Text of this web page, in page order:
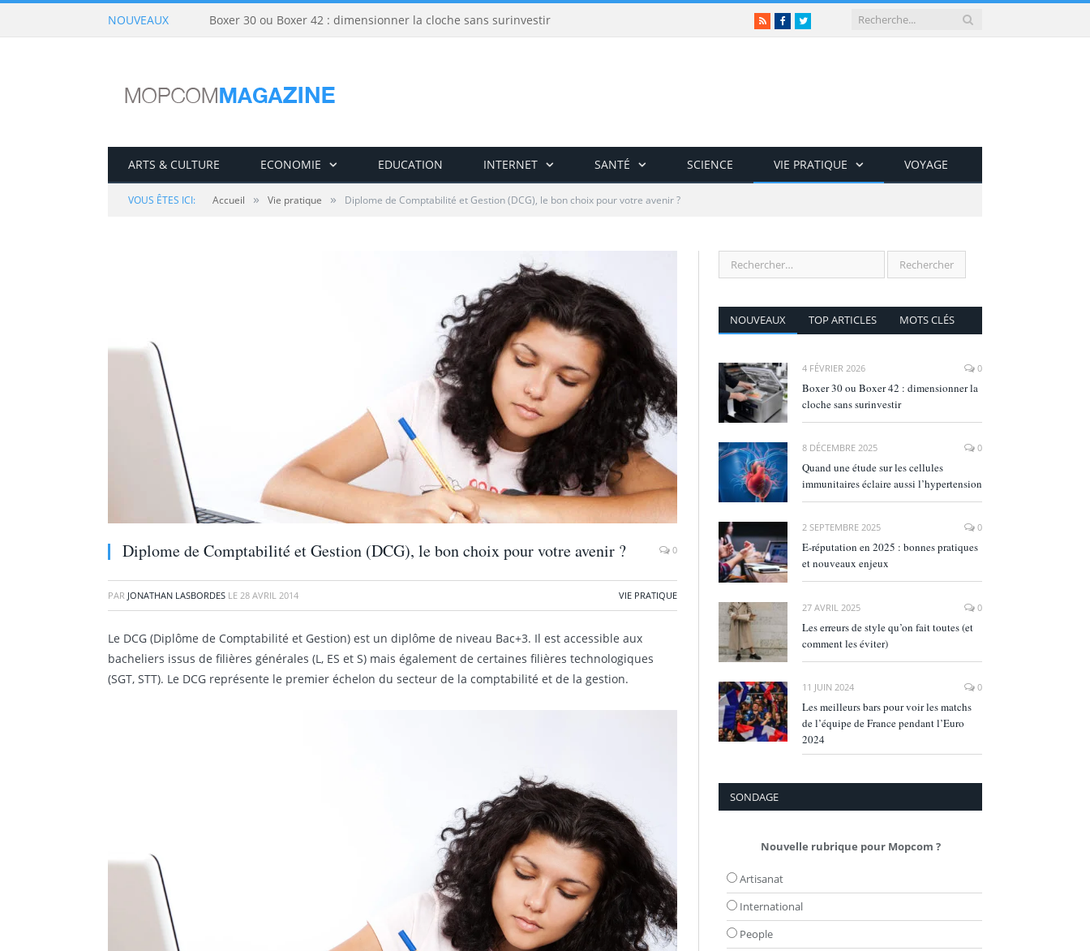
NOUVEAUX Boxer 30 ou Boxer 42 : dimensionner la cloche sans surinvestir RSSFacebookTwitter
ARTS & CULTURE ECONOMIE EDUCATION INTERNET SANTÉ SCIENCE VIE PRATIQUE VOYAGE
VOUS ÊTES ICI: Accueil » Vie pratique » Diplome de Comptabilité et Gestion (DCG), le bon choix pour votre avenir ?
Diplome de Comptabilité et Gestion (DCG), le bon choix pour votre avenir ? 0
PAR JONATHAN LASBORDES LE 28 AVRIL 2014 VIE PRATIQUE
Le DCG (Diplôme de Comptabilité et Gestion) est un diplôme de niveau Bac+3. Il est accessible aux
bacheliers issus de filières générales (L, ES et S) mais également de certaines filières technologiques
(SGT, STT). Le DCG représente le premier échelon du secteur de la comptabilité et de la gestion.
NOUVEAUX TOP ARTICLES MOTS CLÉS
4 FÉVRIER 2026 0
Boxer 30 ou Boxer 42 : dimensionner la
cloche sans surinvestir
8 DÉCEMBRE 2025 0
Quand une étude sur les cellules
immunitaires éclaire aussi l’hypertension
2 SEPTEMBRE 2025 0
E‑réputation en 2025 : bonnes pratiques
et nouveaux enjeux
27 AVRIL 2025 0
Les erreurs de style qu’on fait toutes (et
comment les éviter)
11 JUIN 2024 0
Les meilleurs bars pour voir les matchs
de l’équipe de France pendant l’Euro
2024
SONDAGE
Nouvelle rubrique pour Mopcom ?
Artisanat
International
People